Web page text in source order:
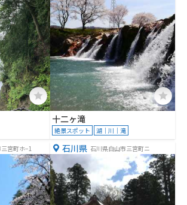
十二ヶ滝
絶景スポット 湖｜川｜滝
宮町ホ−1 石川県 石川県白山市三宮町ニ